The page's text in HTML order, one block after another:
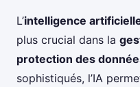
L’intelligence
plus crucial dans la
protection des
sophistiqués, l’IA